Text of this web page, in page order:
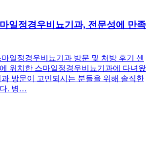
일정경우비뇨기과, 전문성에 만족
일정경우비뇨기과 방문 및 처방 후기 센
위치한 스마일정경우비뇨기과에 다녀왔
방문이 고민되시는 분들을 위해 솔직한
. 병…